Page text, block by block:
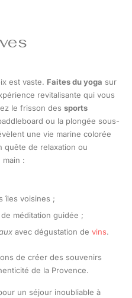
est vaste. Faites du yoga sur
revitalisante qui vous
le frisson des sports
ou la plongée sous-
une vie marine colorée
quête de relaxation ou
main :
îles voisines ;
méditation guidée ;
avec dégustation de vins.
de créer des souvenirs
de la Provence.
un séjour inoubliable à